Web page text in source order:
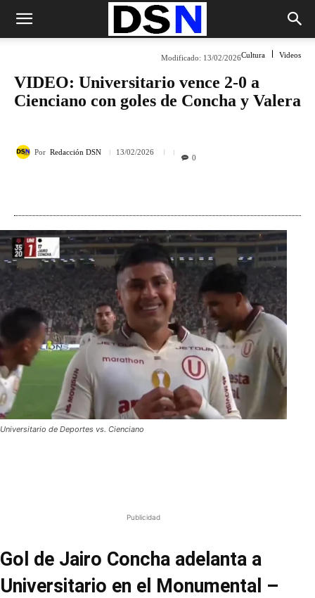
Cultura Videos
Modificado: 13/02/2026
VIDEO: Universitario vence 2-0 a
Cienciano con goles de Concha y Valera
Por Redacción DSN 13/02/2026
0
Universitario de Deportes vs. Cienciano
Publicidad
Gol de Jairo Concha adelanta a
Universitario en el Monumental –